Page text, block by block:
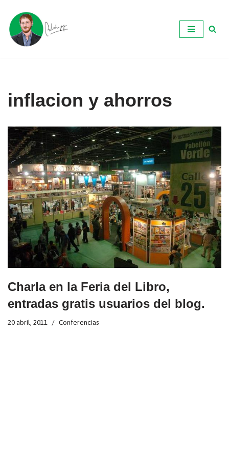
Ir
al
inflacion y ahorros
Charla en la Feria del Libro,
entradas gratis usuarios del blog.
20 abril, 2011 Conferencias